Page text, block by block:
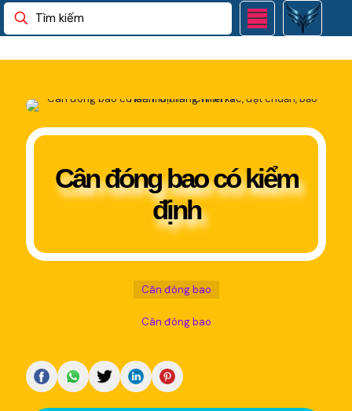
Cân đóng bao có kiểm
định
Cân đóng bao
Cân đóng bao